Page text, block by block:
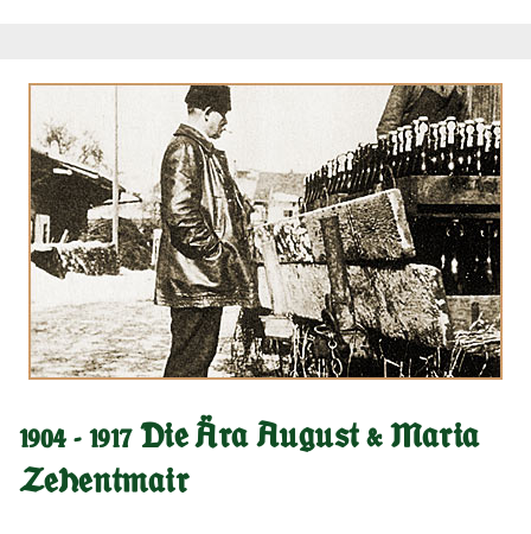
1904 - 1917 Die Ära August & Maria
Zehentmair